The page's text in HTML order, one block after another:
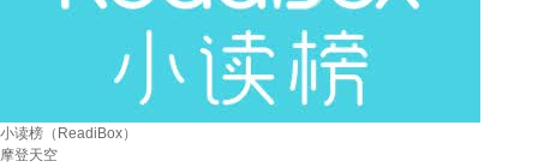
小读榜（ReadiBox）
摩登天空